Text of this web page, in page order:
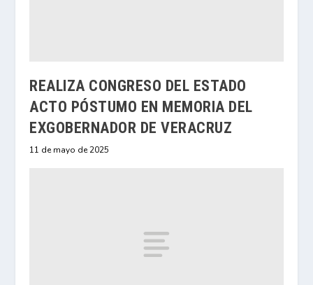
REALIZA CONGRESO DEL ESTADO
ACTO PÓSTUMO EN MEMORIA DEL
EXGOBERNADOR DE VERACRUZ
11 de mayo de 2025